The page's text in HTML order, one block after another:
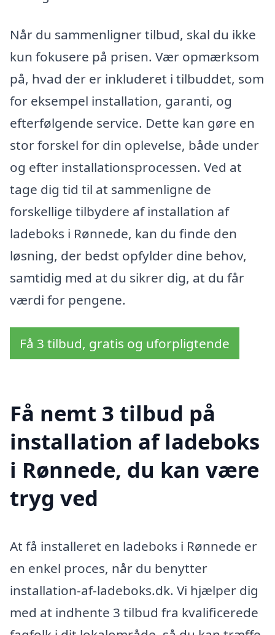
Når du sammenligner tilbud, skal du ikke
kun fokusere på prisen. Vær opmærksom
på, hvad der er inkluderet i tilbuddet, som
for eksempel installation, garanti, og
efterfølgende service. Dette kan gøre en
stor forskel for din oplevelse, både under
og efter installationsprocessen. Ved at
tage dig tid til at sammenligne de
forskellige tilbydere af installation af
ladeboks i Rønnede, kan du finde den
løsning, der bedst opfylder dine behov,
samtidig med at du sikrer dig, at du får
værdi for pengene.
Få 3 tilbud, gratis og uforpligtende
Få nemt 3 tilbud på
installation af ladeboks
i Rønnede, du kan være
tryg ved
At få installeret en ladeboks i Rønnede er
en enkel proces, når du benytter
installation-af-ladeboks.dk. Vi hjælper dig
med at indhente 3 tilbud fra kvalificerede